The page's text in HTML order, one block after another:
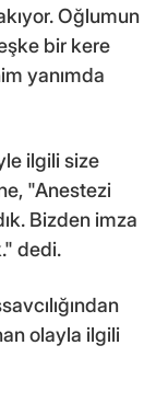
Oğlumun
bir kere
yanımda
ilgili size
"Anestezi
Bizden imza
dedi.
olayla ilgili